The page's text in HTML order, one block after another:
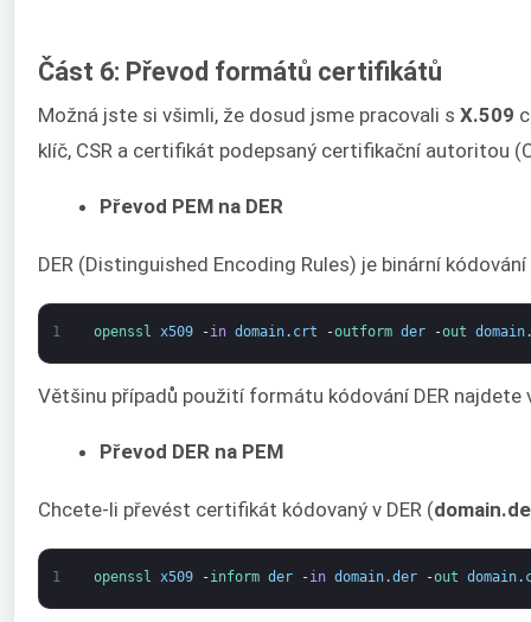
Část 6: Převod formátů certifikátů
Možná jste si všimli, že dosud jsme pracovali s X.509
klíč, CSR a certifikát podepsaný certifikační autoritou
Převod PEM na DER
DER (Distinguished Encoding Rules) je binární
1 openssl x509 -in domain. crt -outform der -out domain
Většinu případů použití formátu kódování DER najdete
Převod DER na PEM
Chcete-li převést certifikát kódovaný v DER (
1 openssl x509 -inform der -in domain.der -out domain.